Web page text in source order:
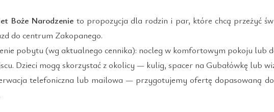
Boże Narodzenie to propozycja dla rodzin i par, które chcą przeżyć
do centrum Zakopanego.
pobytu (wg aktualnego cennika): nocleg w komfortowym pokoju lub
Dzieci mogą skorzystać z okolicy — kulig, spacer na Gubałówkę lub
telefoniczna lub mailowa — przygotujemy ofertę dopasowaną